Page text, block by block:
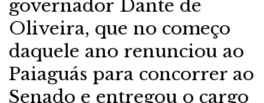
governador Dante de
Oliveira, que no começo
daquele ano renunciou ao
Paiaguás para concorrer ao
Senado e entregou o cargo